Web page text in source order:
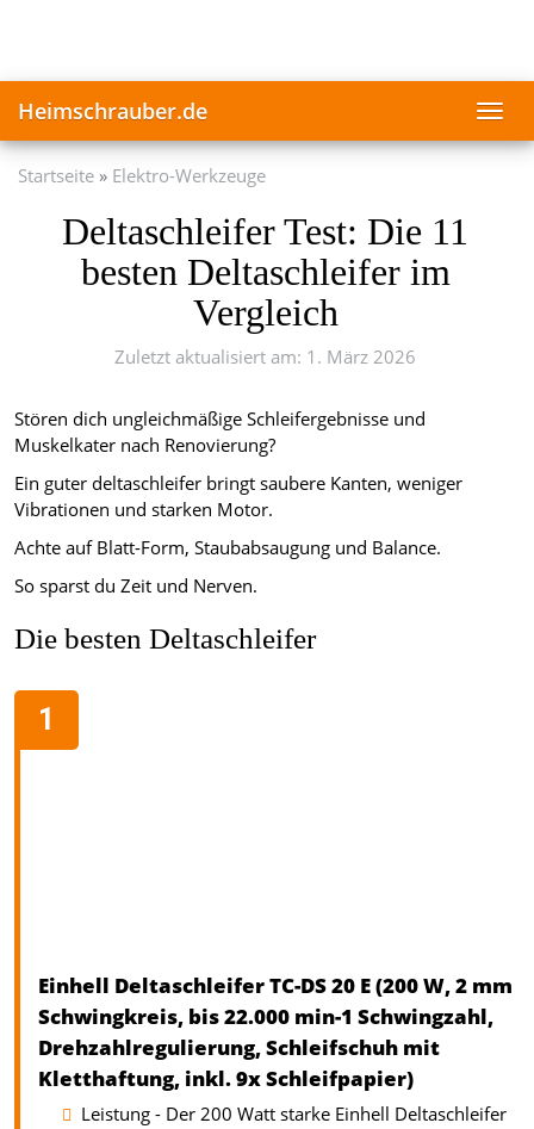
Heimschrauber.de
Startseite Elektro-Werkzeuge
Deltaschleifer Test: Die 11
besten Deltaschleifer im
Vergleich
Zuletzt aktualisiert am: 1. März 2026
Stören dich ungleichmäßige Schleifergebnisse und
Muskelkater nach Renovierung?
Ein guter deltaschleifer bringt saubere Kanten, weniger
Vibrationen und starken Motor.
Achte auf Blatt-Form, Staubabsaugung und Balance.
So sparst du Zeit und Nerven.
Die besten Deltaschleifer
Einhell Deltaschleifer TC-DS 20 E (200 W, 2 mm
Schwingkreis, bis 22.000 min-1 Schwingzahl,
Drehzahlregulierung, Schleifschuh mit
Kletthaftung, inkl. 9x Schleifpapier)
Leistung - Der 200 Watt starke Einhell Deltaschleifer